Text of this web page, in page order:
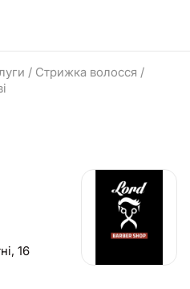
/ Стрижка волосся /
16